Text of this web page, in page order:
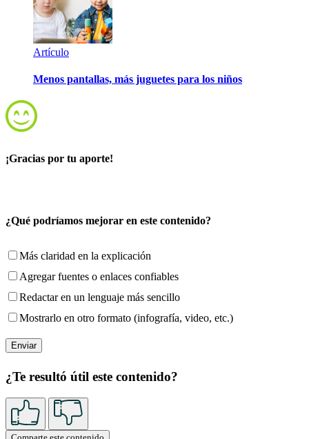
Artículo
Menos pantallas, más juguetes para los niños
¡Gracias por tu aporte!
¿Qué podríamos mejorar en este contenido?
Más claridad en la explicación
Agregar fuentes o enlaces confiables
Redactar en un lenguaje más sencillo
Mostrarlo en otro formato (infografía, video, etc.)
¿Te resultó útil este contenido?
Comparte este contenido